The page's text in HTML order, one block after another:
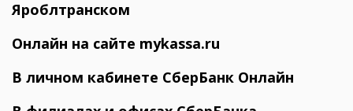
Яроблтранском
Онлайн на сайте mykassa.ru
В личном кабинете СберБанк Онлайн